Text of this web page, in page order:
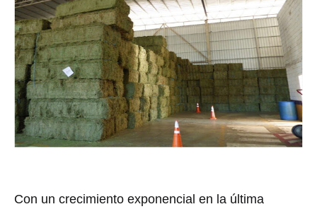
Con un crecimiento exponencial en la última